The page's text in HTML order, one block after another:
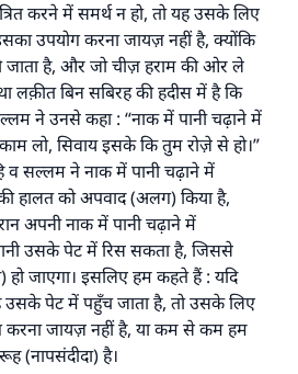
करने में समर्थ न हो, तो यह उसके लिए
उपयोग करना जायज़ नहीं है, क्योंकि
जाता है, और जो चीज़ हराम की ओर ले
लक़ीत बिन सबिरह की हदीस में है कि
ने उनसे कहा : “नाक में पानी चढ़ाने में
लो, सिवाय इसके कि तुम रोज़े से हो।”
सल्लम ने नाक में पानी चढ़ाने में
हालत को अपवाद (अलग) किया है,
अपनी नाक में पानी चढ़ाने में
उसके पेट में रिस सकता है, जिससे
हो जाएगा। इसलिए हम कहते हैं : यदि
उसके पेट में पहुँच जाता है, तो उसके लिए
करना जायज़ नहीं है, या कम से कम हम
(नापसंदीदा) है।
उत्तर देने में हमारी सहायता करें
अलैहि व सल्लम ने फरमाया :
मार्ग दर्शाए, उसके लिए उस भलाई के
के समान प्रतिफल है।''
(मुस्लिम : 1893).
योगदान करें